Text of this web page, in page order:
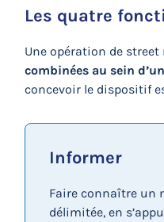
Les quatre
Une opération de
combinées au sein
concevoir le dispositif
Informer
Faire connaître un
délimitée, en